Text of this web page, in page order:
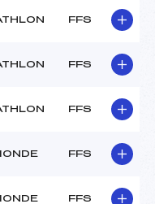
FFS
FFS
FFS
FFS
FFS